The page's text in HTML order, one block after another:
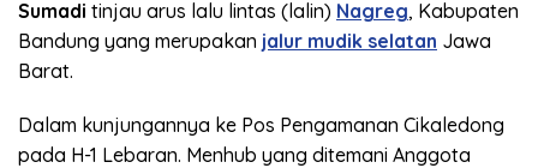
Sumadi tinjau arus lalu lintas (lalin) Nagreg, Kabupaten
Bandung yang merupakan jalur mudik selatan Jawa
Barat.
Dalam kunjungannya ke Pos Pengamanan Cikaledong
pada H-1 Lebaran. Menhub yang ditemani Anggota